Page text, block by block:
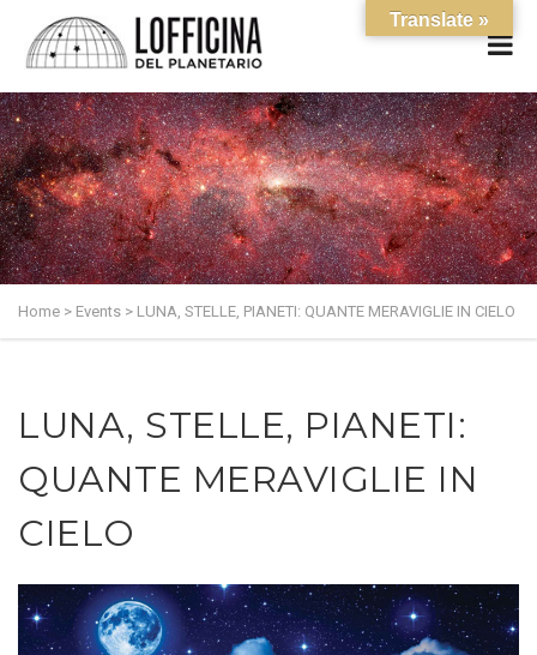
Home > Events > LUNA, STELLE, PIANETI: QUANTE MERAVIGLIE IN CIELO
LUNA, STELLE, PIANETI:
QUANTE MERAVIGLIE IN
CIELO
Translate »